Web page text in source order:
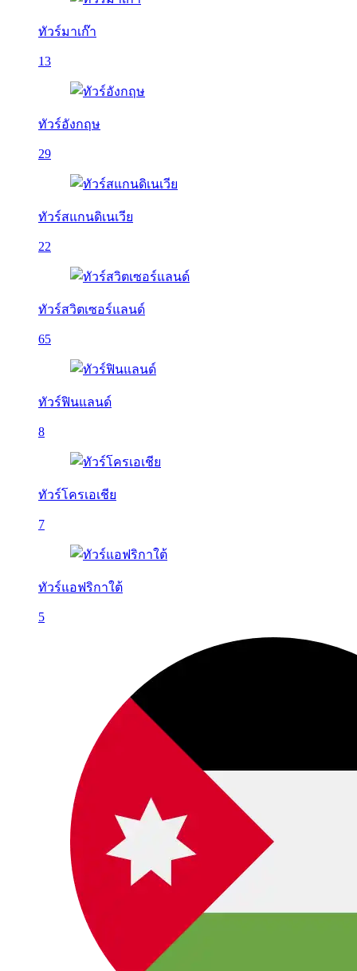
ทัวร์มาเก๊า
13
ทัวร์อังกฤษ
29
ทัวร์สแกนดิเนเวีย
22
ทัวร์สวิตเซอร์แลนด์
65
ทัวร์ฟินแลนด์
8
ทัวร์โครเอเชีย
7
ทัวร์แอฟริกาใต้
5